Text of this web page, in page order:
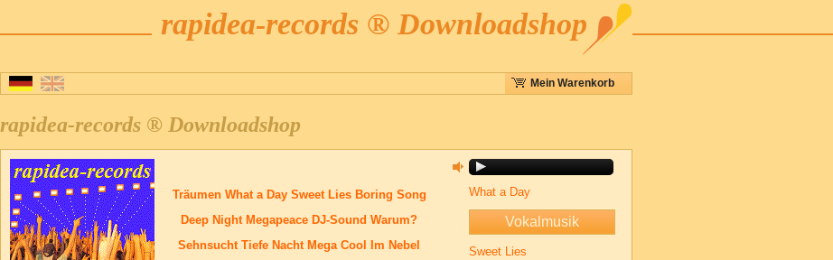
rapidea-records ® Downloadshop
Mein Warenkorb
rapidea-records ® Downloadshop
Träumen What a Day SweetLies Boring Song
Deep Night Megapeace DJ-Sound Warum?
Sehnsucht Tiefe Nacht Mega Cool
Im Nebel
What a Day
Vokalmusik
Sweet Lies